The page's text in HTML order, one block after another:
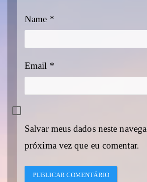
Name *
Email *
Salvar meus dados neste
próxima vez que eu comentar.